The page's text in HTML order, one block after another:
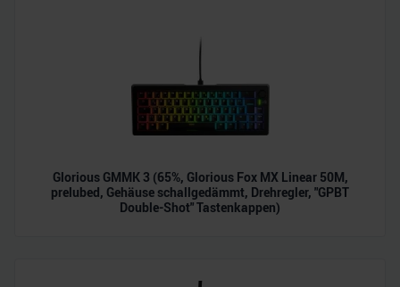
Glorious GMMK 3 (65%, Glorious Fox MX Linear 50M,
prelubed, Gehäuse schallgedämmt, Drehregler, "GPBT
Double-Shot" Tastenkappen)